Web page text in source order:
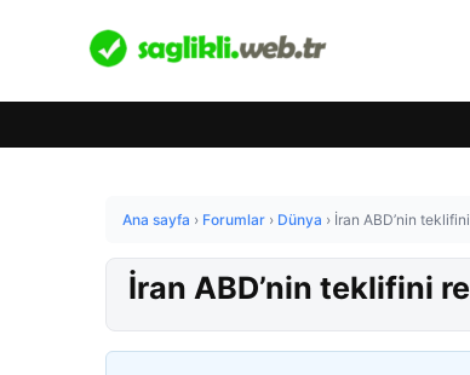
Ana sayfa › Forumlar › Dünya › İran ABD’nin
İran ABD’nin teklifini